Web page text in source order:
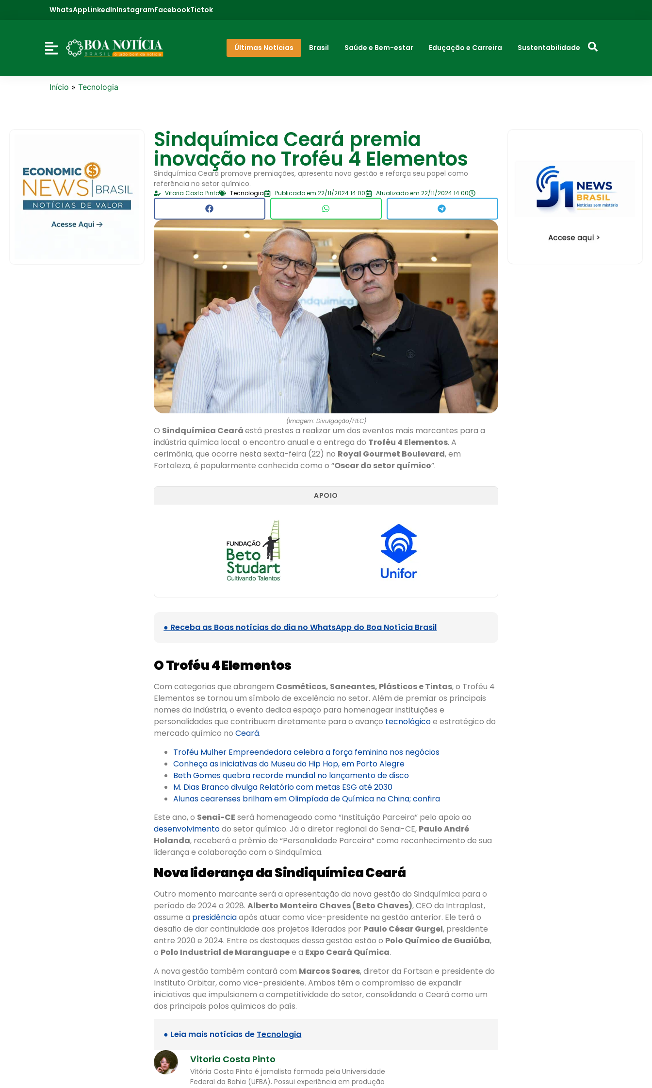
WhatsAppLinkedInInstagramFacebookTictok
Últimas Notícias Brasil Saúde e Bem-estar Eduçação e Carreira Sustentabilidade
Início » Tecnologia
Sindquímica Ceará premia
inovação no Troféu 4 Elementos
Sindquímica Ceará promove premiações, apresenta nova gestão e reforça seu papel como
referência no setor químico.
Vitoria Costa Pinto Tecnologia Publicado em 22/11/2024 14:00 Atualizado em 22/11/2024 14:00
(Imagem: Divulgação/FIEC)
O Sindquímica Cearáestá prestes a realizar um dos eventos mais marcantes para a
indústria química local: o encontro anual e a entrega do Troféu 4 Elementos. A
cerimônia, que ocorre nesta sexta-feira (22) no Royal Gourmet Boulevard, em
Fortaleza, é popularmente conhecida como o “Oscar do setor químico”.
APOIO
● Receba as Boas notícias do dia no WhatsApp do Boa Notícia Brasil
O Troféu 4 Elementos
Com categorias que abrangem Cosméticos, Saneantes, Plásticos e Tintas, o Troféu 4
Elementos se tornou um símbolo de excelência no setor. Além de premiar os principais
nomes da indústria, o evento dedica espaço para homenagear instituições e
personalidades que contribuem diretamente para o avanço tecnológicoe estratégico do
mercado químico noCeará.
Troféu Mulher Empreendedora celebra a força feminina nos negócios
Conheça as iniciativas do Museu do Hip Hop, em Porto Alegre
Beth Gomes quebra recorde mundial no lançamento de disco
M. Dias Branco divulga Relatório com metas ESG até 2030
Alunas cearenses brilham em Olimpíada de Química na China; confira
Este ano, o Senai-CE será homenageado como “Instituição Parceira” pelo apoio ao
desenvolvimentodo setor químico. Já o diretor regional do Senai-CE, Paulo André
Holanda, receberá o prêmio de “Personalidade Parceira” como reconhecimento de sua
liderança e colaboração com o Sindquímica.
Nova liderança da Sindiquímica Ceará
Outro momento marcante será a apresentação da nova gestão do Sindquímica para o
período de 2024 a 2028.Alberto Monteiro Chaves (Beto Chaves), CEO da Intraplast,
assume a presidênciaapós atuar como vice-presidente na gestão anterior. Ele terá o
desafio de dar continuidade aos projetos liderados por Paulo César Gurgel, presidente
entre 2020 e 2024. Entre os destaques dessa gestão estão o Polo Químico de Guaiúba,
o Polo Industrial de Maranguapee a Expo Ceará Química.
A nova gestão também contará com Marcos Soares, diretor da Fortsan e presidente do
Instituto Orbitar, como vice-presidente. Ambos têm o compromisso de expandir
iniciativas que impulsionem a competitividade do setor, consolidando o Ceará como um
dos principais polos químicos do país.
● Leia mais notícias de Tecnologia
Vitoria Costa Pinto
Vitória Costa Pinto é jornalista formada pela Universidade
Federal da Bahia (UFBA). Possui experiência em produção